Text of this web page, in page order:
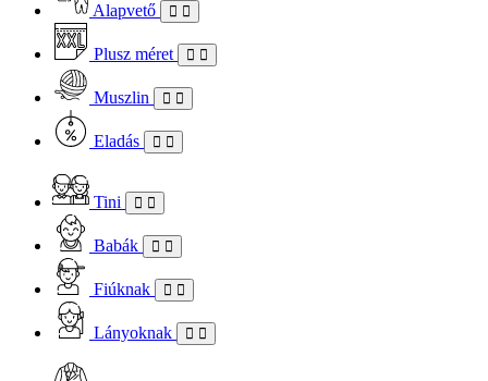
Alapvető
Plusz méret
Muszlin
Eladás
Tini
Babák
Fiúknak
Lányoknak